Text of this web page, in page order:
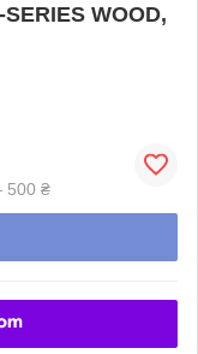
WOOD,
500 ₴